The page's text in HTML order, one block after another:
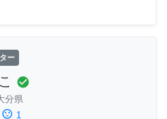
ー
check_circle
分県
sentiment_dissatisfied 1